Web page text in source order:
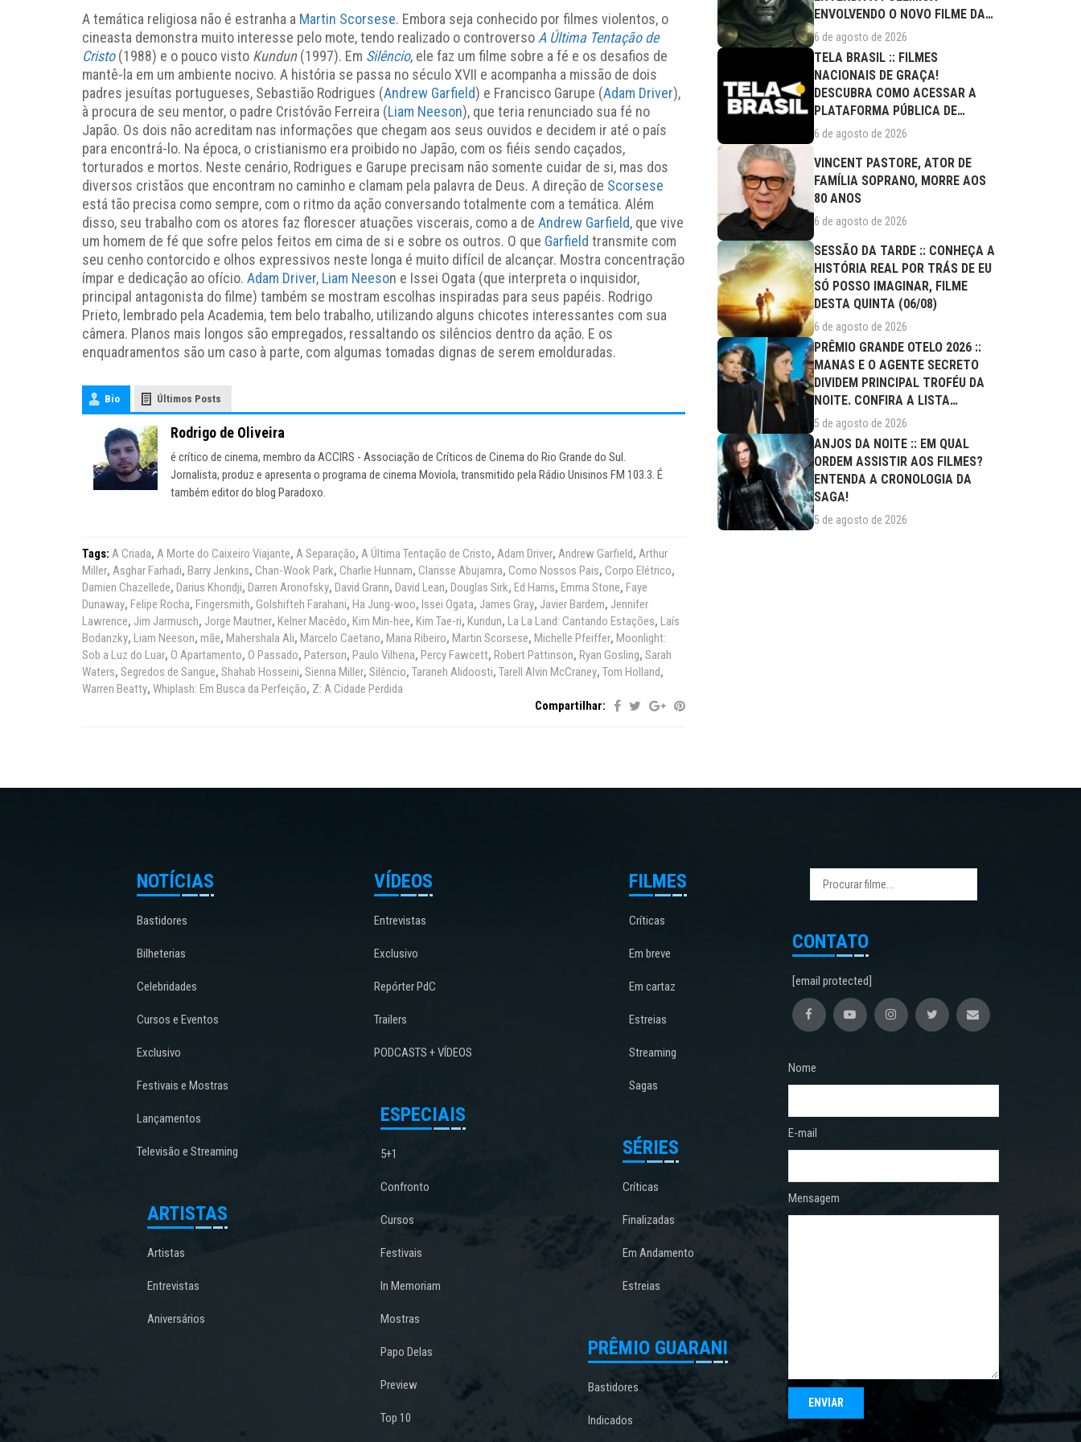
A temática religiosa não é estranha a Martin Scorsese. Embora seja conhecido por filmes violentos, o
cineasta demonstra muito interesse pelo mote, tendo realizado o controversoA Última Tentação de
Cristo(1988) e o pouco visto Kundun(1997). Em Silêncio, ele faz um filme sobre a fé e os desafios de
mantê-la em um ambiente nocivo. A história se passa no século XVII e acompanha a missão de dois
padres jesuítas portugueses, Sebastião Rodrigues (Andrew Garfield) e Francisco Garupe (Adam Driver),
à procura de seu mentor, o padre Cristóvão Ferreira (Liam Neeson), que teria renunciado sua fé no
Japão. Os dois não acreditam nas informações que chegam aos seus ouvidos e decidem ir até o país
para encontrá-lo. Na época, o cristianismo era proibido no Japão, com os fiéis sendo caçados,
torturados e mortos. Neste cenário, Rodrigues e Garupe precisam não somente cuidar de si, mas dos
diversos cristãos que encontram no caminho e clamam pela palavra de Deus. A direção de Scorsese
está tão precisa como sempre, com o ritmo da ação conversando totalmente com a temática. Além
disso, seu trabalho com os atores faz florescer atuações viscerais, como a de Andrew Garfield, que vive
um homem de fé que sofre pelos feitos em cima de si e sobre os outros. O que Garfield transmite com
seu cenho contorcido e olhos expressivos neste longa é muito difícil de alcançar. Mostra concentração
ímpar e dedicação ao ofício. Adam Driver, Liam Neeson e Issei Ogata (que interpreta o inquisidor,
principal antagonista do filme) também se mostram escolhas inspiradas para seus papéis. Rodrigo
Prieto, lembrado pela Academia, tem belo trabalho, utilizando alguns chicotes interessantes com sua
câmera. Planos mais longos são empregados, ressaltando os silêncios dentro da ação. E os
enquadramentos são um caso à parte, com algumas tomadas dignas de serem emolduradas.
Bio Últimos Posts
Rodrigo de Oliveira
é crítico de cinema, membro da ACCIRS - Associação de Críticos de Cinema do Rio Grande do Sul.
Jornalista, produz e apresenta o programa de cinema Moviola, transmitido pela Rádio Unisinos FM 103.3. É
também editor do blog Paradoxo.
Tags: A Criada, A Morte do Caixeiro Viajante, A Separação, A Última Tentação de Cristo, Adam Driver, Andrew Garfield, Arthur
Miller, Asghar Farhadi, Barry Jenkins, Chan-Wook Park, Charlie Hunnam, Clarisse Abujamra, Como Nossos Pais, Corpo Elétrico,
Damien Chazellede, Darius Khondji, Darren Aronofsky, David Grann, David Lean, Douglas Sirk, Ed Harris, Emma Stone, Faye
Dunaway, Felipe Rocha, Fingersmith, Golshifteh Farahani, Ha Jung-woo, Issei Ogata, James Gray, Javier Bardem, Jennifer
Lawrence, Jim Jarmusch, Jorge Mautner, Kelner Macêdo, Kim Min-hee, Kim Tae-ri, Kundun, La La Land: Cantando Estações, Laís
Bodanzky, Liam Neeson, mãe, Mahershala Ali, Marcelo Caetano, Maria Ribeiro, Martin Scorsese, Michelle Pfeiffer, Moonlight:
Sob a Luz do Luar, O Apartamento, O Passado, Paterson, Paulo Vilhena, Percy Fawcett, Robert Pattinson, Ryan Gosling, Sarah
Waters, Segredos de Sangue, Shahab Hosseini, Sienna Miller, Silêncio, Taraneh Alidoosti, Tarell Alvin McCraney, Tom Holland,
Warren Beatty, Whiplash: Em Busca da Perfeição, Z: A Cidade Perdida
Compartilhar:
ENVOLVENDO O NOVO FILME DA
MARVEL
6 de agosto de 2026
TELA BRASIL :: FILMES
NACIONAIS DE GRAÇA!
DESCUBRA COMO ACESSAR A
PLATAFORMA PÚBLICA DE
STREAMING
6 de agosto de 2026
VINCENT PASTORE, ATOR DE
FAMÍLIA SOPRANO, MORRE AOS
80 ANOS
6 de agosto de 2026
SESSÃO DA TARDE :: CONHEÇA A
HISTÓRIA REAL POR TRÁS DE EU
SÓ POSSO IMAGINAR, FILME
DESTA QUINTA (06/08)
6 de agosto de 2026
PRÊMIO GRANDE OTELO 2026 ::
MANAS E O AGENTE SECRETO
DIVIDEM PRINCIPAL TROFÉU DA
NOITE. CONFIRA A LISTA
COMPLETA DE...
5 de agosto de 2026
ANJOS DA NOITE :: EM QUAL
ORDEM ASSISTIR AOS FILMES?
ENTENDA A CRONOLOGIA DA
SAGA!
5 de agosto de 2026
NOTÍCIAS
Bastidores
Bilheterias
Celebridades
Cursos e Eventos
Exclusivo
Festivais e Mostras
Lançamentos
Televisão e Streaming
ARTISTAS
Artistas
Entrevistas
Aniversários
VÍDEOS
Entrevistas
Exclusivo
Repórter PdC
Trailers
PODCASTS + VÍDEOS
ESPECIAIS
5+1
Confronto
Cursos
Festivais
In Memoriam
Mostras
Papo Delas
Preview
Top 10
FILMES
Críticas
Em breve
Em cartaz
Estreias
Streaming
Sagas
SÉRIES
Críticas
Finalizadas
Em Andamento
Estreias
PRÊMIO GUARANI
Bastidores
Indicados
CONTATO
[email protected]
Nome
E-mail
Mensagem